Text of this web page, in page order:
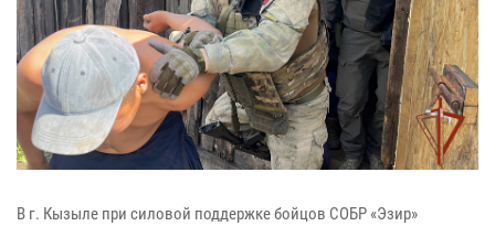
В г. Кызыле при силовой поддержке бойцов СОБР «Эзир»